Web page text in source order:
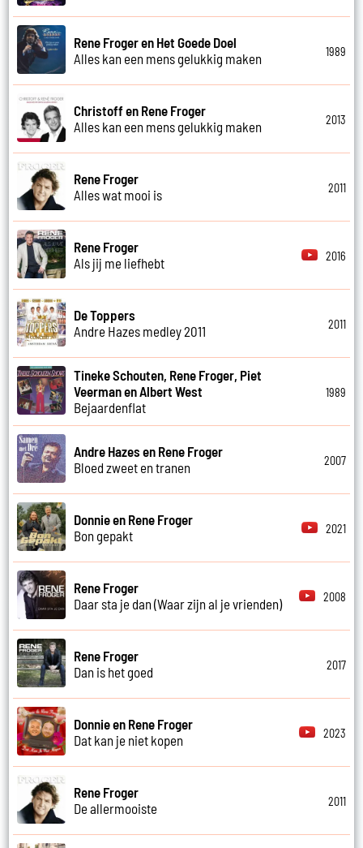
Rene Froger en Het Goede Doel
Alles kan een mens gelukkig maken
1989
Christoff en Rene Froger
Alles kan een mens gelukkig maken
2013
Rene Froger
Alles wat mooi is
2011
Rene Froger
Als jij me liefhebt
2016
De Toppers
Andre Hazes medley 2011
2011
Tineke Schouten, Rene Froger, Piet
Veerman en Albert West
Bejaardenflat
1989
Andre Hazes en Rene Froger
Bloed zweet en tranen
2007
Donnie en Rene Froger
Bon gepakt
2021
Rene Froger
Daar sta je dan (Waar zijn al je vrienden)
2008
Rene Froger
Dan is het goed
2017
Donnie en Rene Froger
Dat kan je niet kopen
2023
Rene Froger
De allermooiste
2011